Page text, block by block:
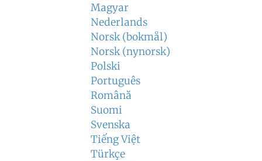
Magyar
Nederlands
Norsk (bokmål)
Norsk (nynorsk)
Polski
Português
Română
Suomi
Svenska
Tiếng Việt
Türkçe